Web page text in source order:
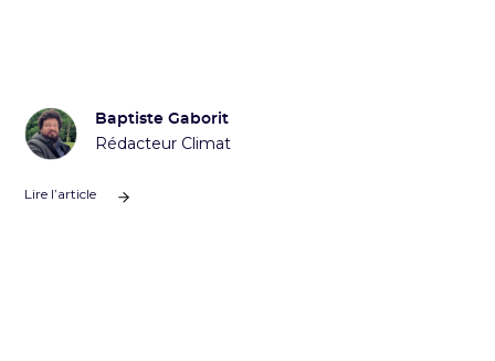
Baptiste Gaborit
Rédacteur Climat
Lire l’article